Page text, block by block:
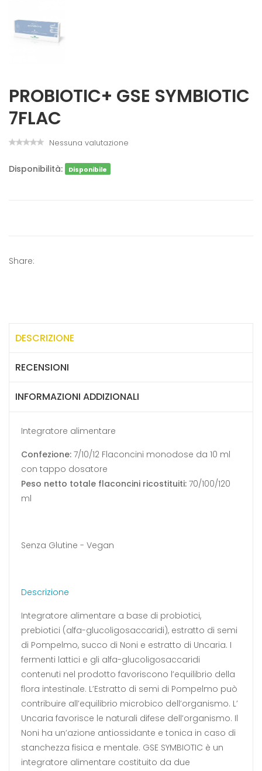
PROBIOTIC+ GSE SYMBIOTIC
7FLAC
Nessuna valutazione
Disponibilità: Disponibile
Share:
DESCRIZIONE
RECENSIONI
INFORMAZIONI ADDIZIONALI
Integratore alimentare
Confezione: 7/10/12 Flaconcini monodose da 10 ml
con tappo dosatore
Peso netto totale flaconcini ricostituiti: 70/100/120
ml
Senza Glutine - Vegan
Descrizione
Integratore alimentare a base di probiotici,
prebiotici (alfa-glucoligosaccaridi), estratto di semi
di Pompelmo, succo di Noni e estratto di Uncaria. I
fermenti lattici e gli alfa-glucoligosaccaridi
contenuti nel prodotto favoriscono l’equilibrio della
flora intestinale. L’Estratto di semi di Pompelmo può
contribuire all’equilibrio microbico dell’organismo. L’
Uncaria favorisce le naturali difese dell’organismo. Il
Noni ha un’azione antiossidante e tonica in caso di
stanchezza fisica e mentale. GSE SYMBIOTIC è un
integratore alimentare costituito da due